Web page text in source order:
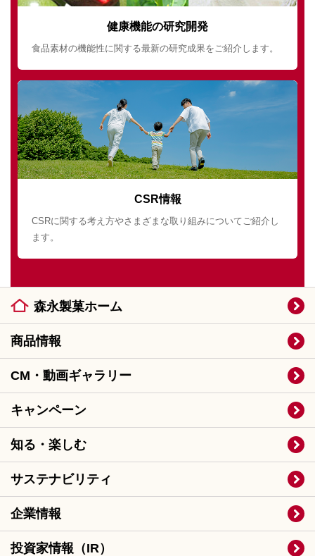
健康機能の研究開発
食品素材の機能性に関する最新の研究成果をご紹介します。
CSR情報
CSRに関する考え方やさまざまな取り組みについてご紹介し
ます。
森永製菓ホーム
商品情報
CM・動画ギャラリー
キャンペーン
知る・楽しむ
サステナビリティ
企業情報
投資家情報（IR）